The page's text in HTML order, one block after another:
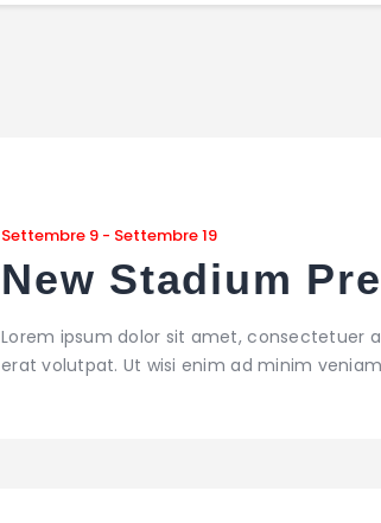
Settembre 9 - Settembre 19
New Stadium
Lorem ipsum dolor sit amet, consectetuer
erat volutpat. Ut wisi enim ad minim